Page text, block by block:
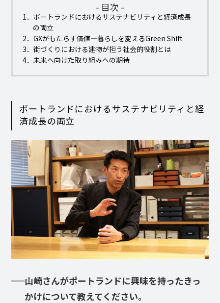
- 目次 -
1．ポートランドにおけるサステナビリティと経済成長
の両立
2．GXがもたらす価値―暮らしを変えるGreen Shift
3．街づくりにおける建物が担う社会的役割とは
4．未来へ向けた取り組みへの期待
ポートランドにおけるサステナビリティと経
済成長の両立
山崎さんがポートランドに興味を持ったきっ
かけについて教えてください。